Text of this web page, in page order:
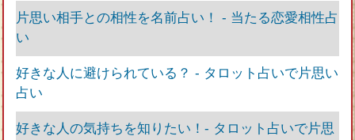
片思い相手との相性を名前占い！ ‐ 当たる恋愛相性占
い
好きな人に避けられている？ ‐ タロット占いで片思い
占い
好きな人の気持ちを知りたい！‐ タロット占いで片思